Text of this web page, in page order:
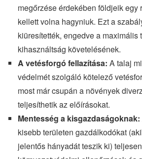
megőrzése érdekében földjeik egy
kellett volna hagyniuk. Ezt a
kiüresítették, engedve a maximális
kihasználtság követelésének.
A vetésforgó fellazítása: A talaj
védelmét szolgáló kötelező
most már csupán a növények
teljesíthetik az előírásokat.
Mentesség a kisgazdaságoknak:
kisebb területen gazdálkodókat
jelentős hányadát teszik ki)